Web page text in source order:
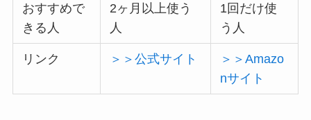
おすすめで
きる人
2ヶ月以上使う
人
1回だけ使
う人
リンク ＞＞公式サイト
＞＞Amazo
nサイト